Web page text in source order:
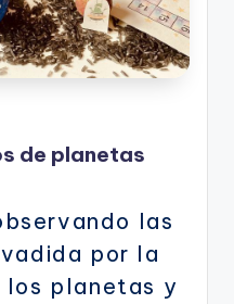
de planetas
las
por la
los planetas y